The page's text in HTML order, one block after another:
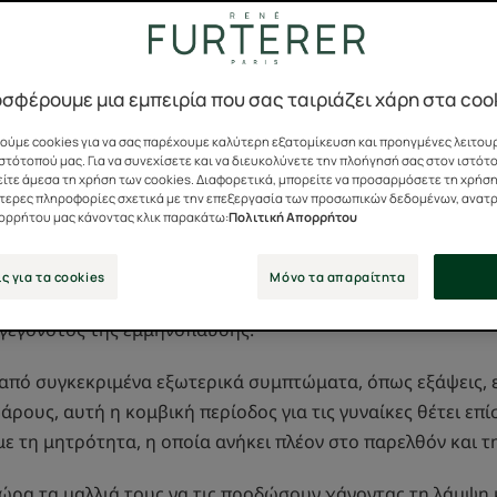
στις γυναίκες
Πλησιάζει η εμμηνόπαυση και αρχίζω να χάνω τα
»
ανησυχία που μπορεί να αντιμετωπίσουν οι γυναίκες
της εμμηνόπαυσης.
συγκεκριμένα εξωτερικά συμπτώματα, όπως εξάψεις,
αυτή η κομβική περίοδος για τις γυναίκες θέτει
τη μητρότητα, η οποία ανήκει πλέον στο παρελθόν και
μια εμπειρία που σας ταιριάζει χάρη στα
cookies για να σας παρέχουμε καλύτερη εξατομίκευση και προηγμένες
μας. Για να συνεχίσετε και να διευκολύνετε την πλοήγησή σας στον
άμεσα τη χρήση των cookies. Διαφορετικά, μπορείτε να προσαρμόσετε τη
πληροφορίες σχετικά με την επεξεργασία των προσωπικών δεδομένων,
μας κάνοντας κλικ παρακάτω:Πολιτική Απορρήτου
για τα cookies Μόνο τα απαραίτητα